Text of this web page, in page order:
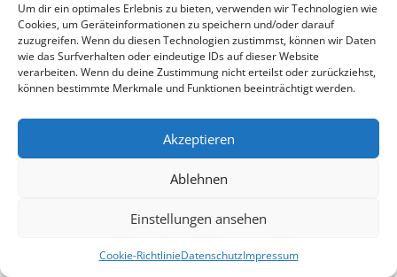
Um dir ein optimales Erlebnis zu bieten, verwenden wir Technologien wie
Cookies, um Geräteinformationen zu speichern und/oder darauf
zuzugreifen. Wenn du diesen Technologien zustimmst, können wir Daten
wie das Surfverhalten oder eindeutige IDs auf dieser Website
verarbeiten. Wenn du deine Zustimmung nicht erteilst oder zurückziehst,
können bestimmte Merkmale und Funktionen beeinträchtigt werden.
Akzeptieren
Ablehnen
Einstellungen ansehen
Cookie-RichtlinieDatenschutzImpressum
Dezember 2022
November 2022
Oktober 2022
Juli 2022